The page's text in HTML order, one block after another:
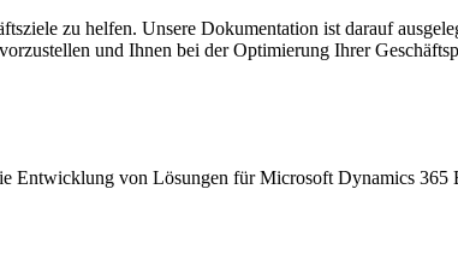
zu helfen. Unsere Dokumentation ist darauf
und Ihnen bei der Optimierung Ihrer
von Lösungen für Microsoft Dynamics 365